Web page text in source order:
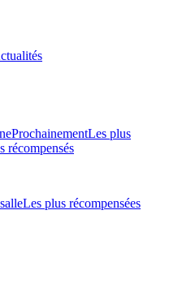
ProchainementLes plus
récompensés
Les plus récompensées